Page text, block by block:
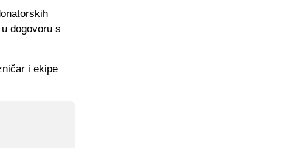
dogovoru s
i ekipe